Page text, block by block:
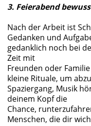
3. Feierabend
Nach der Arbeit ist
Gedanken und
gedanklich noch bei
Zeit mit
Freunden oder
kleine Rituale, um
Spaziergang, Musik
deinem Kopf die
Chance,
Menschen, die dir